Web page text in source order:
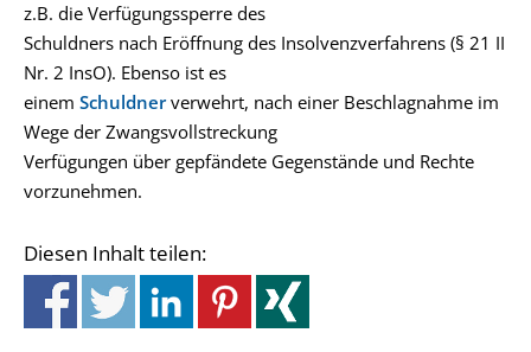
z.B. die Verfügungssperre des
Schuldners nach Eröffnung des Insolvenzverfahrens (§ 21 II
Nr. 2 InsO). Ebenso ist es
einem Schuldnerverwehrt, nach einer Beschlagnahme im
Wege der Zwangsvollstreckung
Verfügungen über gepfändete Gegenstände und Rechte
vorzunehmen.
Diesen Inhalt teilen: